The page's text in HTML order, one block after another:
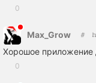
0
Max_Grow
Хорошое приложение
0